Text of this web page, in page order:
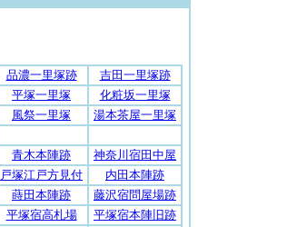
品濃一里塚跡
吉田一里塚跡
平塚一里塚
化粧坂一里塚
風祭一里塚
湯本茶屋一里塚
青木本陣跡
神奈川宿田中屋
戸塚江戸方見付
内田本陣跡
蒔田本陣跡
藤沢宿問屋場跡
平塚宿高札場
平塚宿本陣旧跡